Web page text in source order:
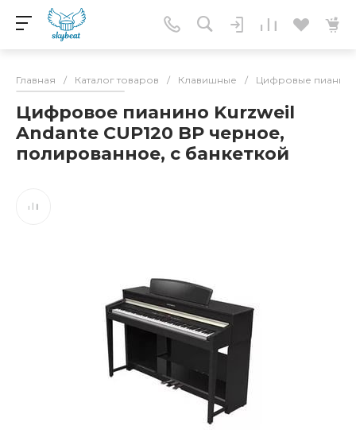
Главная / Каталог товаров / Клавишные / Цифровые
Цифровое пианино Kurzweil
Andante CUP120 BP черное,
полированное, с банкеткой